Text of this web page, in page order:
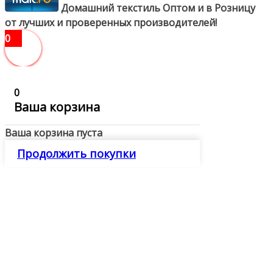
Домашний текстиль Оптом и в Розницу
от лучших и проверенных производителей!
0
0
Ваша корзина
Ваша корзина пуста
Продолжить покупки